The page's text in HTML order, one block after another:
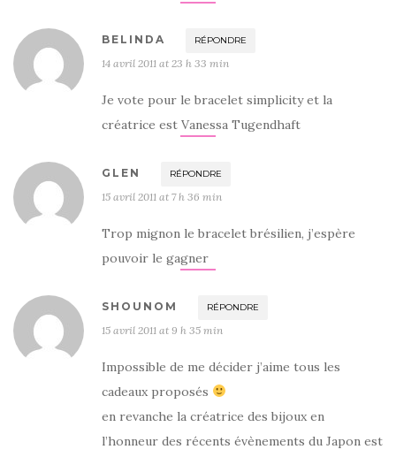
BELINDA RÉPONDRE
14 avril 2011 at 23 h 33 min
Je vote pour le bracelet simplicity et la
créatrice est Vanessa Tugendhaft
GLEN RÉPONDRE
15 avril 2011 at 7 h 36 min
Trop mignon le bracelet brésilien, j’espère
pouvoir le gagner
SHOUNOM RÉPONDRE
15 avril 2011 at 9 h 35 min
Impossible de me décider j’aime tous les
cadeaux proposés
en revanche la créatrice des bijoux en
l’honneur des récents évènements du Japon est